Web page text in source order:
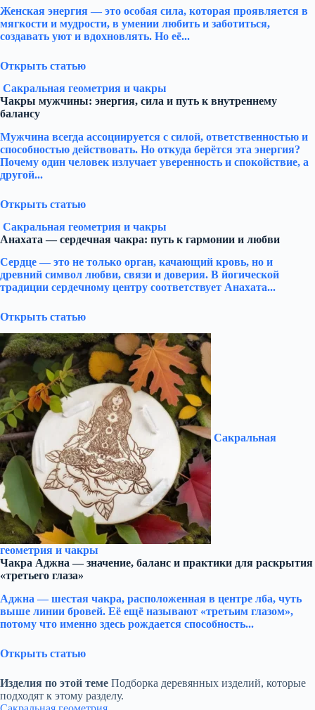
Женская энергия — это особая сила, которая проявляется в
мягкости и мудрости, в умении любить и заботиться,
создавать уют и вдохновлять. Но её...
Открыть статью
Сакральная геометрия и чакры
Чакры мужчины: энергия, сила и путь к внутреннему
балансу
Мужчина всегда ассоциируется с силой, ответственностью и
способностью действовать. Но откуда берётся эта энергия?
Почему один человек излучает уверенность и спокойствие, а
другой...
Открыть статью
Сакральная геометрия и чакры
Анахата — сердечная чакра: путь к гармонии и любви
Сердце — это не только орган, качающий кровь, но и
древний символ любви, связи и доверия. В йогической
традиции сердечному центру соответствует Анахата...
Открыть статью
Сакральная
геометрия и чакры
Чакра Аджна — значение, баланс и практики для раскрытия
«третьего глаза»
Аджна — шестая чакра, расположенная в центре лба, чуть
выше линии бровей. Её ещё называют «третьим глазом»,
потому что именно здесь рождается способность...
Открыть статью
Изделия по этой теме Подборка деревянных изделий, которые
подходят к этому разделу.